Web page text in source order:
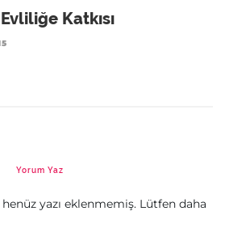
Katkısı
Yorum Yaz
yazı eklenmemiş. Lütfen daha